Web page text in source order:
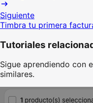
Siguiente
Timbra tu primera
Tutoriales
Sigue aprendiendo con
similares.